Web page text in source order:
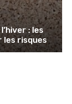
: les
les risques